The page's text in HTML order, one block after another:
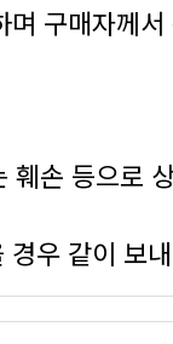
구매자께
훼손 등으로
우 같이 보